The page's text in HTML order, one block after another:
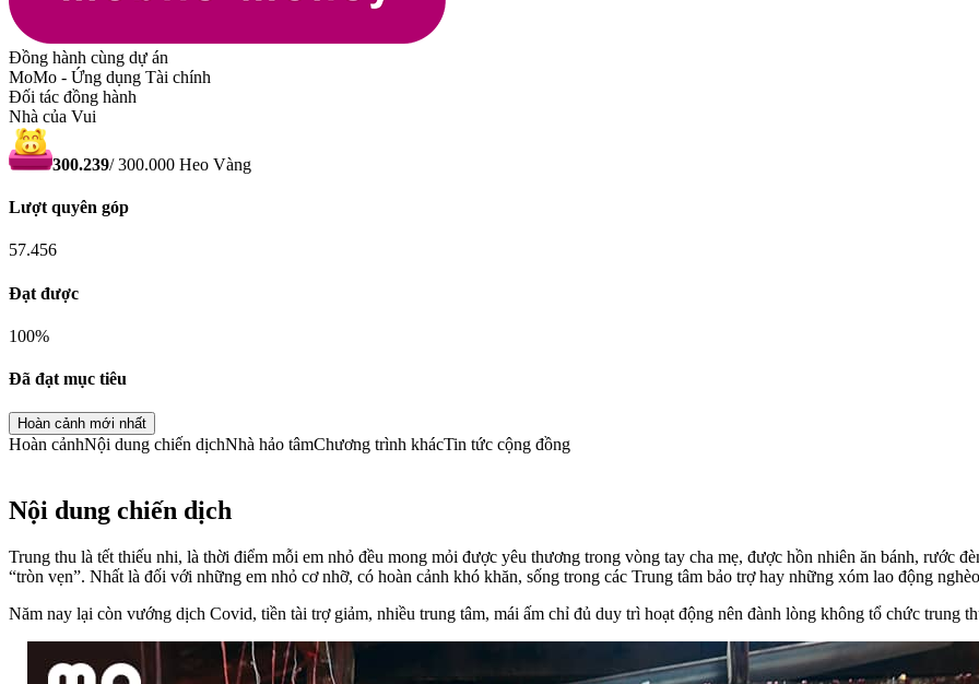
Đồng hành cùng dự án
MoMo - Ứng dụng Tài chính
Đối tác đồng hành
Nhà của Vui
300.239/300.000 Heo Vàng
Lượt quyên góp
57.456
Đạt được
100%
Đã đạt mục tiêu
Hoàn cảnh mới nhất
Hoàn cảnhNội dung chiến dịchNhà hảo tâmChương trình khácTin tức cộng đồng
Nội dung chiến dịch
Trung thu là tết thiếu nhi, là thời điểm mỗi em nhỏ đều mong mỏi được yêu thương trong vòng tay cha mẹ, được hồn nhiên ăn bánh, rước
“tròn vẹn”. Nhất là đối với những em nhỏ cơ nhỡ, có hoàn cảnh khó khăn, sống trong các Trung tâm bảo trợ hay những xóm lao động
Năm nay lại còn vướng dịch Covid, tiền tài trợ giảm, nhiều trung tâm, mái ấm chỉ đủ duy trì hoạt động nên đành lòng không tổ chức trung